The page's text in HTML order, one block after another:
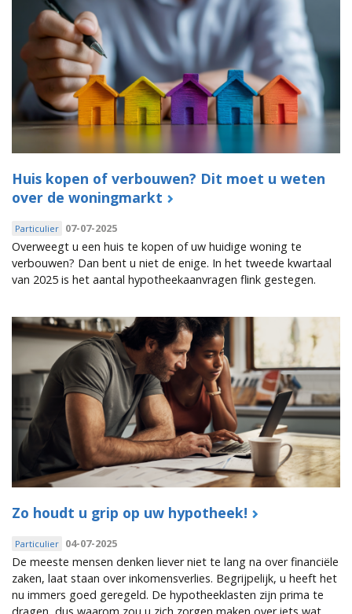
Huis kopen of verbouwen? Dit moet u weten
over de woningmarkt
Particulier 07-07-2025
Overweegt u een huis te kopen of uw huidige woning te
verbouwen? Dan bent u niet de enige. In het tweede kwartaal
van 2025 is het aantal hypotheekaanvragen flink gestegen.
Zo houdt u grip op uw hypotheek!
Particulier 04-07-2025
De meeste mensen denken liever niet te lang na over financiële
zaken, laat staan over inkomensverlies. Begrijpelijk, u heeft het
nu immers goed geregeld. De hypotheeklasten zijn prima te